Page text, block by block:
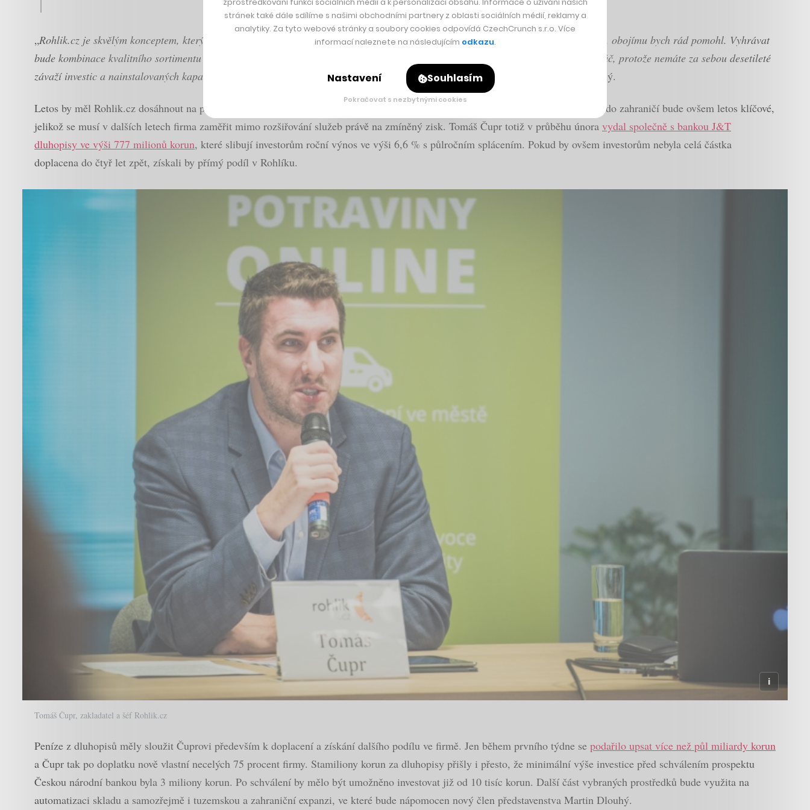
„Rohlik.cz je skvělým konceptem, který v budoucnu změní celý český retailový trh. Zároveň má velký potenciál pro růst v zahraničí, obojímu bych rád pomohl. Vyhrávat
bude kombinace kvalitního sortimentu se zákaznickým zážitkem. Výhodou je vstupovat do tohoto souboje jako inovativní online hráč, protože nemáte za sebou desetileté
závaží investic a nainstalovaných kapacit, které vás brzdí v rozhodování,“ říká k připojení do představenstva Rohlíku Martin Dlouhý.
Letos by měl Rohlik.cz dosáhnout na příjmy kolem 5 miliard korun se ziskem dosahujícím 100 až 150 milionů. Zvládnutí expanze do zahraničí bude ovšem letos klíčové,
jelikož se musí v dalších letech firma zaměřit mimo rozšiřování služeb právě na zmíněný zisk. Tomáš Čupr totiž v průběhu února vydal společně s bankou J&T
dluhopisy ve výši 777 milionů korun, které slibují investorům roční výnos ve výši 6,6 % s půlročním splácením. Pokud by ovšem investorům nebyla celá částka
doplacena do čtyř let zpět, získali by přímý podíl v Rohlíku.
Tomáš Čupr, zakladatel a šéf Rohlik.cz
Peníze z dluhopisů měly sloužit Čuprovi především k doplacení a získání dalšího podílu ve firmě. Jen během prvního týdne se podařilo upsat více než půl miliardy korun
a Čupr tak po doplatku nově vlastní necelých 75 procent firmy. Stamiliony korun za dluhopisy přišly i přesto, že minimální výše investice před schválením prospektu
Českou národní bankou byla 3 miliony korun. Po schválení by mělo být umožněno investovat již od 10 tisíc korun. Další část vybraných prostředků bude využita na
automatizaci skladu a samozřejmě i tuzemskou a zahraniční expanzi, ve které bude nápomocen nový člen představenstva Martin Dlouhý.
stránek také dále sdílíme s našimi obchodními partnery z oblasti sociálních médií, reklamy a
analytiky. Za tyto webové stránky a soubory cookies odpovídá CzechCrunch s.r.o. Více
informací naleznete na následujícím odkazu.
Nastavení Souhlasím
Pokračovat s nezbytnými cookies